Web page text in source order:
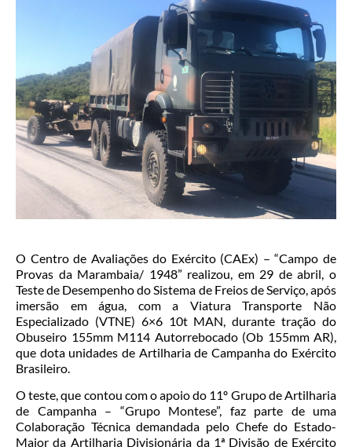
O Centro de Avaliações do Exército (CAEx) – “Campo de
Provas da Marambaia/ 1948” realizou, em 29 de abril, o
Teste de Desempenho do Sistema de Freios de Serviço, após
imersão em água, com a Viatura Transporte Não
Especializado (VTNE) 6×6 10t MAN, durante tração do
Obuseiro 155mm M114 Autorrebocado (Ob 155mm AR),
que dota unidades de Artilharia de Campanha do Exército
Brasileiro.
O teste, que contou com o apoio do 11º Grupo de Artilharia
de Campanha – “Grupo Montese”, faz parte de uma
Colaboração Técnica demandada pelo Chefe do Estado-
Maior da Artilharia Divisionária da 1ª Divisão de Exército